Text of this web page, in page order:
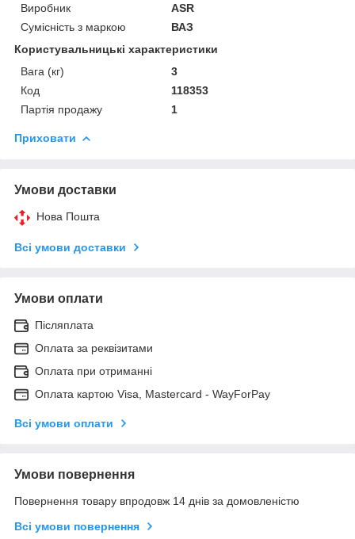
Виробник
ASR
Сумісність з маркою
ВАЗ
Користувальницькі характеристики
Вага (кг)
3
Код
118353
Партія продажу
1
Приховати
Умови доставки
Нова Пошта
Всі умови доставки
Умови оплати
Післяплата
Оплата за реквізитами
Оплата при отриманні
Оплата картою Visa, Mastercard - WayForPay
Всі умови оплати
Умови повернення
Повернення товару впродовж 14 днів за домовленістю
Всі умови повернення